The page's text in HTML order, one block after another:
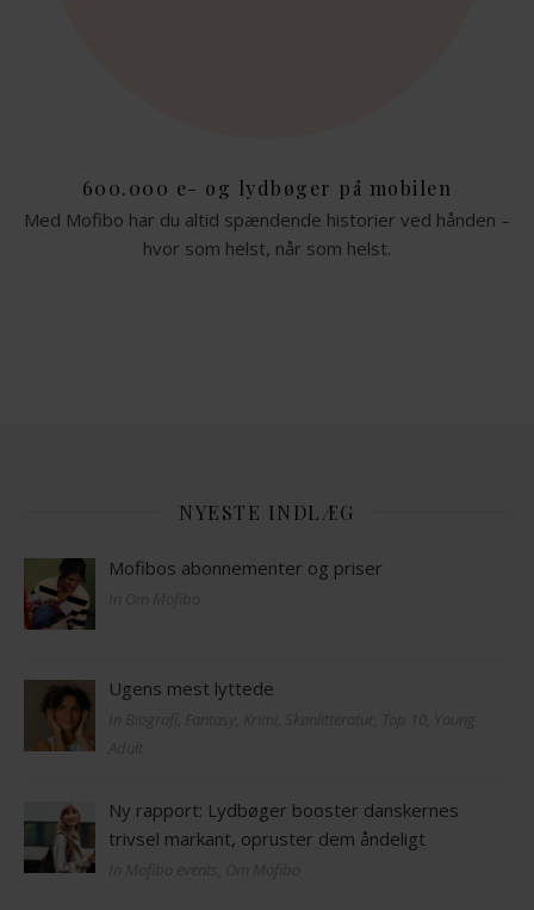
600.000 e- og lydbøger på mobilen
Med Mofibo har du altid spændende historier ved hånden –
hvor som helst, når som helst.
NYESTE INDLÆG
Mofibos abonnementer og priser
Ugens mest lyttede
Ny rapport: Lydbøger booster danskernes
trivsel markant, opruster dem åndeligt